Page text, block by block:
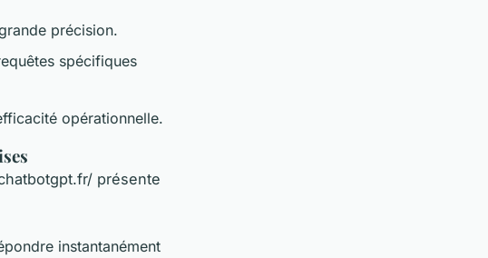
précision.
spécifiques
opérationnelle.
présente
instantanément